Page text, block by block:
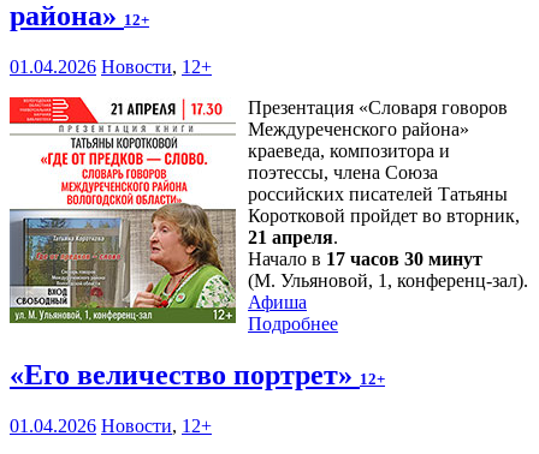
района» 12+
01.04.2026 Новости, 12+
Презентация «Словаря говоров
Междуреченского района»
краеведа, композитора и
поэтессы, члена Союза
российских писателей Татьяны
Коротковой пройдет во вторник,
21 апреля.
Начало в 17 часов 30 минут
(М. Ульяновой, 1, конференц-зал).
Афиша
Подробнее
«Его величество портрет» 12+
01.04.2026 Новости, 12+